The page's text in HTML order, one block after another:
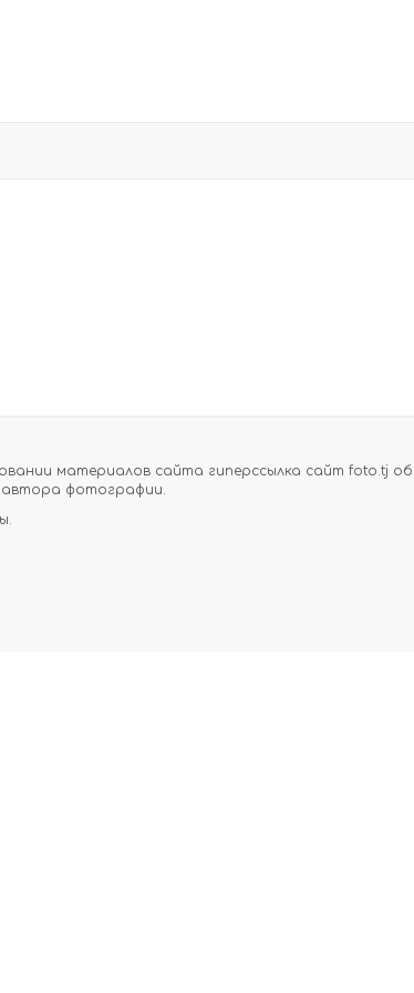
материалов сайта гиперссылка сайт foto.tj
автора фотографии.